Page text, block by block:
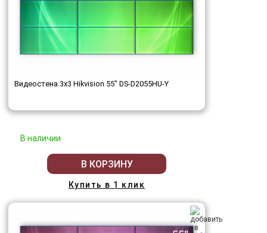
Видеостена 3x3 Hikvision 55" DS-D2055HU-Y
В наличии
В КОРЗИНУ
Купить в 1 клик